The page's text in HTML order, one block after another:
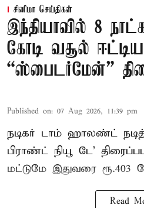
சினிமா செய்திகள்
இந்தியாவில் 8
கோடி வசூல் ஈட்டிய
“ஸ்பைடர்மேன்”
Published on: 07 Aug 2026, 11:39 pm
நடிகர் டாம் ஹாலண்ட்
பிராண்ட் நியூ டே’
மட்டுமே இதுவரை ரூ.403
Read